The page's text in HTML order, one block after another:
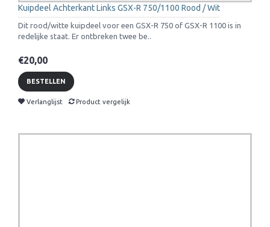
Kuipdeel Achterkant Links GSX-R 750/1100 Rood / Wit
Dit rood/witte kuipdeel voor een GSX-R 750 of GSX-R 1100 is in
redelijke staat. Er ontbreken twee be..
€20,00
BESTELLEN
Verlanglijst Product vergelijk